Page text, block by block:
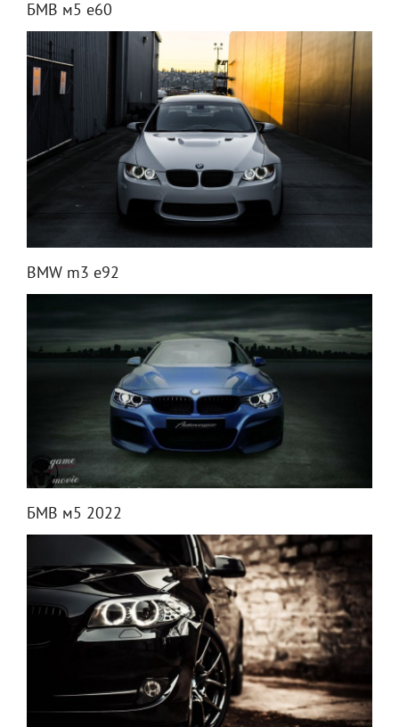
БМВ м5 е60
BMW m3 e92
БМВ м5 2022